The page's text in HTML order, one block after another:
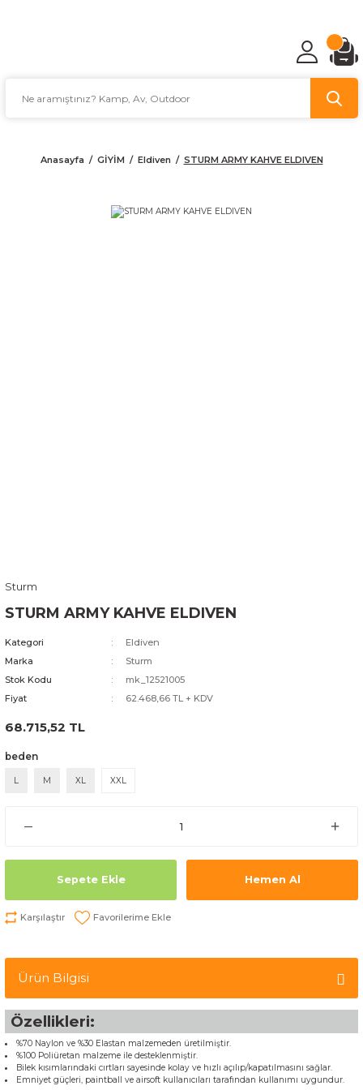
Anasayfa GİYİM Eldiven STURM ARMY KAHVE ELDIVEN
Sturm
STURM ARMY KAHVE ELDIVEN
Kategori
Eldiven
Marka
Sturm
Stok Kodu
mk_12521005
Fiyat
62.468,66 TL + KDV
68.715,52 TL
beden
L M XL XXL
Sepete Ekle Hemen Al
Karşılaştır
Ürün Bilgisi
Özellikleri:
%70 Naylon ve %30 Elastan malzemeden üretilmiştir.
%100 Poliüretan malzeme ile desteklenmiştir.
Bilek kısımlarındaki cırtları sayesinde kolay ve hızlı açılıp/kapatılmasını sağlar.
Emniyet güçleri, paintball ve airsoft kullanıcıları tarafından kullanımı uygundur.